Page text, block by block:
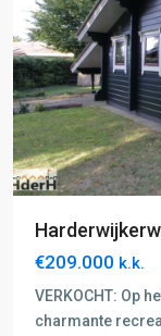
€209.000 k.k.
VERKOCHT: Op
charmante
B:
Nunspeet-
Harderwijk